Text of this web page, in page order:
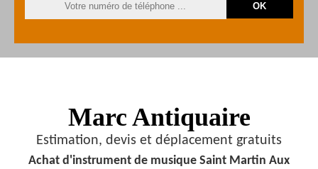
Marc Antiquaire
Estimation, devis et déplacement gratuits
Achat d'instrument de musique Saint Martin Aux